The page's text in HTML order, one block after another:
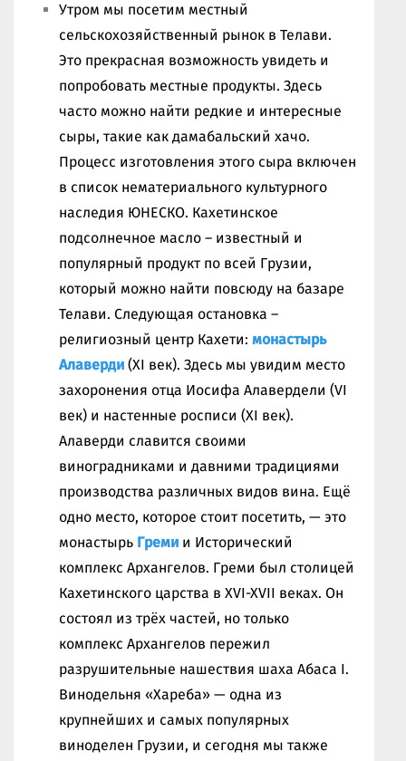
Утром мы посетим местный
сельскохозяйственный рынок в Телави.
Это прекрасная возможность увидеть и
попробовать местные продукты. Здесь
часто можно найти редкие и интересные
сыры, такие как дамабальский хачо.
Процесс изготовления этого сыра включен
в список нематериального культурного
наследия ЮНЕСКО. Кахетинское
подсолнечное масло – известный и
популярный продукт по всей Грузии,
который можно найти повсюду на базаре
Телави. Следующая остановка –
религиозный центр Кахети: монастырь
Алаверди (XI век). Здесь мы увидим место
захоронения отца Иосифа Алавердели (VI
век) и настенные росписи (XI век).
Алаверди славится своими
виноградниками и давними традициями
производства различных видов вина. Ещё
одно место, которое стоит посетить, — это
монастырь Греми и Исторический
комплекс Архангелов. Греми был столицей
Кахетинского царства в XVI-XVII веках. Он
состоял из трёх частей, но только
комплекс Архангелов пережил
разрушительные нашествия шаха Абаса I.
Винодельня «Хареба» — одна из
крупнейших и самых популярных
виноделен Грузии, и сегодня мы также